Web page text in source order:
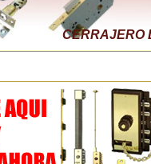
CERRAJERO